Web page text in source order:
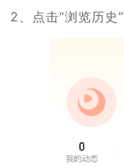
2、点击“浏览历史”